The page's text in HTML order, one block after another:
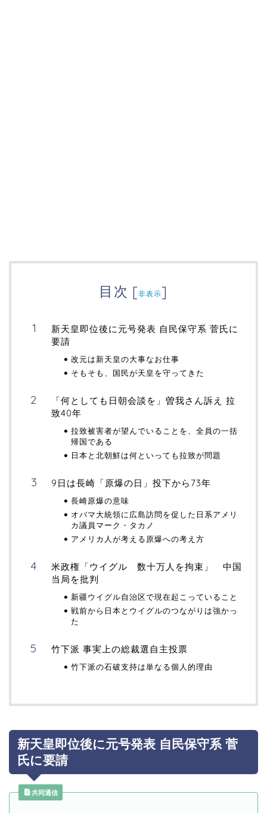
目次 [非表示]
新天皇即位後に元号発表 自民保守系 菅氏に
要請
改元は新天皇の大事なお仕事
そもそも、国民が天皇を守ってきた
「何としても日朝会談を」曽我さん訴え 拉
致40年
拉致被害者が望んでいることを、全員の一括
帰国である
日本と北朝鮮は何といっても拉致が問題
9日は長崎「原爆の日」投下から73年
長崎原爆の意味
オバマ大統領に広島訪問を促した日系アメリ
カ議員マーク・タカノ
アメリカ人が考える原爆への考え方
米政権「ウイグル 数十万人を拘束」 中国
当局を批判
新疆ウイグル自治区で現在起こっていること
戦前から日本とウイグルのつながりは強かっ
た
竹下派 事実上の総裁選自主投票
竹下派の石破支持は単なる個人的理由
新天皇即位後に元号発表 自民保守系 菅
氏に要請
共同通信